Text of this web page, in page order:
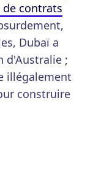
contrats
Dubaï a
d'Australie ;
illégalement
construire